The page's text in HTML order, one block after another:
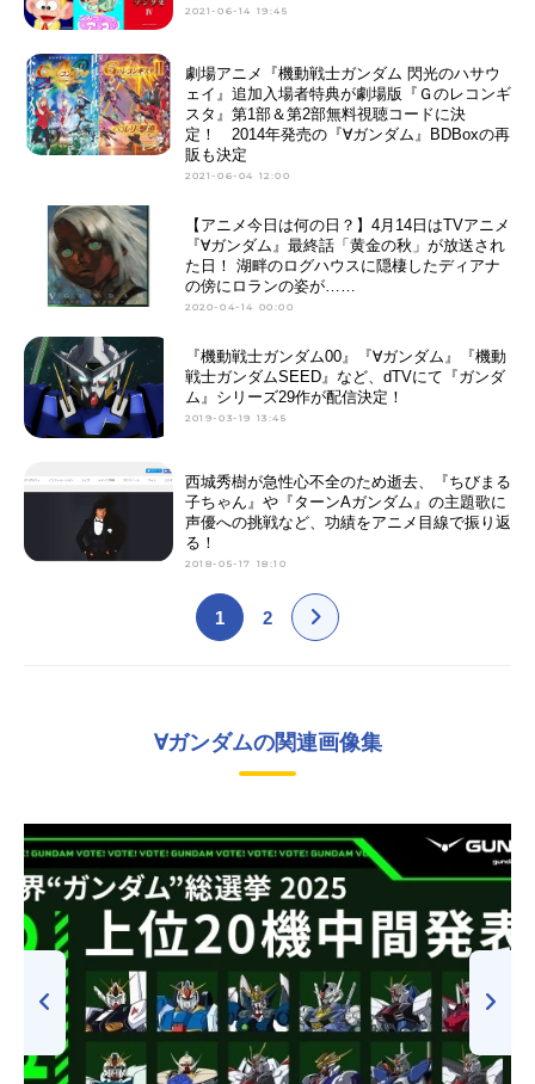
2021-06-14 19:45
劇場アニメ『機動戦士ガンダム 閃光のハサウ
ェイ』追加入場者特典が劇場版『Ｇのレコンギ
スタ』第1部＆第2部無料視聴コードに決
定！ 2014年発売の『∀ガンダム』BDBoxの再
販も決定
2021-06-04 12:00
【アニメ今日は何の日？】4月14日はTVアニメ
『∀ガンダム』最終話「黄金の秋」が放送され
た日！ 湖畔のログハウスに隠棲したディアナ
の傍にロランの姿が……
2020-04-14 00:00
『機動戦士ガンダム00』『∀ガンダム』『機動
戦士ガンダムSEED』など、dTVにて『ガンダ
ム』シリーズ29作が配信決定！
2019-03-19 13:45
西城秀樹が急性心不全のため逝去、『ちびまる
子ちゃん』や『ターンAガンダム』の主題歌に
声優への挑戦など、功績をアニメ目線で振り返
る！
2018-05-17 18:10
1 2
∀ガンダムの関連画像集